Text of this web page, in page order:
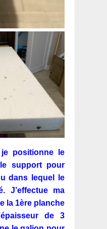
positionne le
support pour
dans lequel le
J’effectue ma
la 1ère planche
de 3